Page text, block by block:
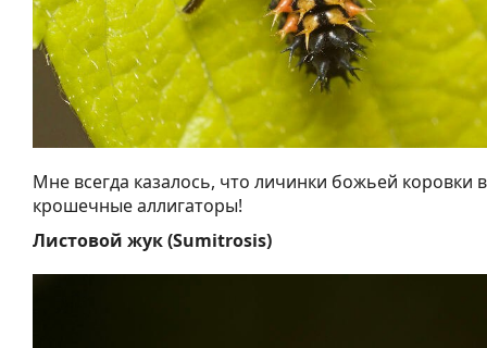
Мне всегда казалось, что личинки божьей коровки
крошечные аллигаторы!
Листовой жук (Sumitrosis)